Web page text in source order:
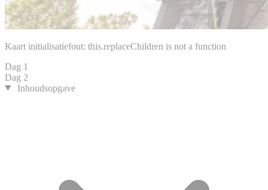
Kaart initialisatiefout: this.replaceChildren is not a function
Dag 1
Dag 2
Inhoudsopgave